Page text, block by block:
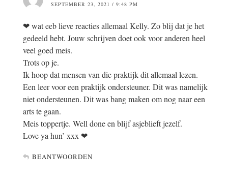
SEPTEMBER 23, 2021 / 9:48 PM
❤ wat eeb lieve reacties allemaal Kelly. Zo blij dat je het
gedeeld hebt. Jouw schrijven doet ook voor anderen heel
veel goed meis.
Trots op je.
Ik hoop dat mensen van die praktijk dit allemaal lezen.
Een leer voor een praktijk ondersteuner. Dit was namelijk
niet ondersteunen. Dit was bang maken om nog naar een
arts te gaan.
Meis toppertje. Well done en blijf asjeblieft jezelf.
Love ya hun’ xxx ❤
BEANTWOORDEN